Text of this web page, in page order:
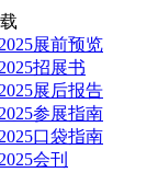
展前预览
招展书
展后报告
参展指南
口袋指南
会刊